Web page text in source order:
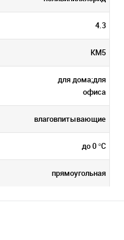
4.3
КМ5
для дома;для
офиса
влаговпитывающие
до 0 °C
прямоугольная